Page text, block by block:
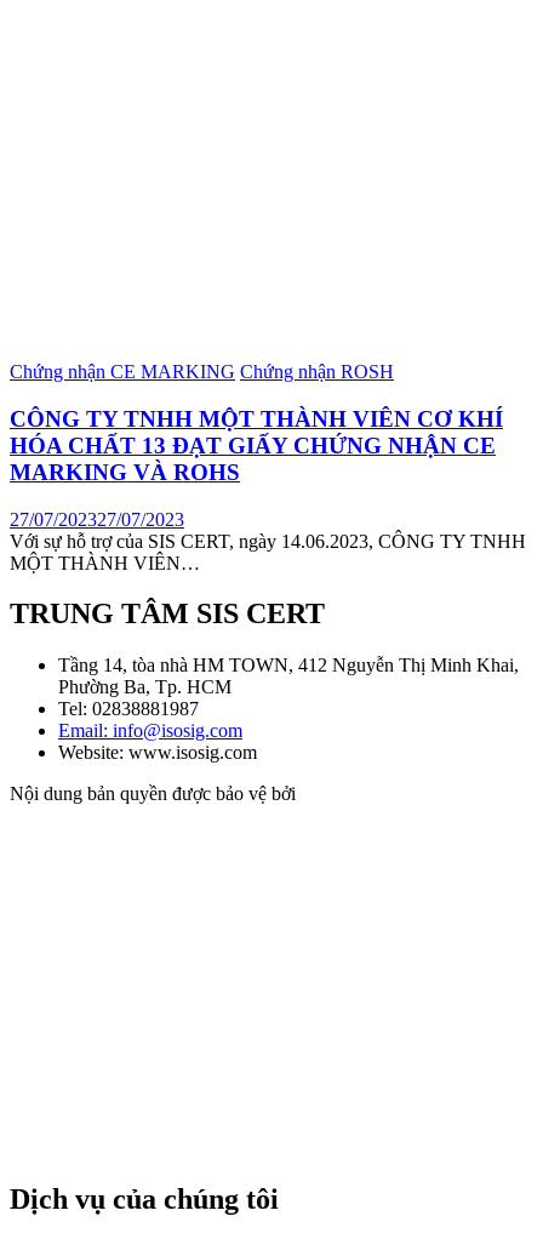
Chứng nhận CE MARKING Chứng nhận ROSH
CÔNG TY TNHH MỘT THÀNH VIÊN CƠ KHÍ
HÓA CHẤT 13 ĐẠT GIẤY CHỨNG NHẬN CE
MARKING VÀ ROHS
27/07/202327/07/2023
Với sự hỗ trợ của SIS CERT, ngày 14.06.2023, CÔNG TY TNHH
MỘT THÀNH VIÊN…
TRUNG TÂM SIS CERT
Tầng 14, tòa nhà HM TOWN, 412 Nguyễn Thị Minh Khai,
Phường Ba, Tp. HCM
Tel: 02838881987
Email: info@isosig.com
Website: www.isosig.com
Nội dung bản quyền được bảo vệ bởi
Dịch vụ của chúng tôi